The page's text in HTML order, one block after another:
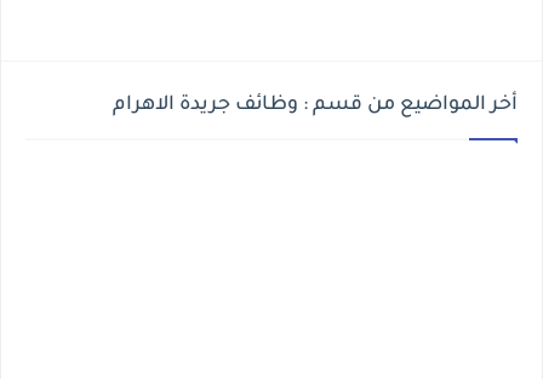
أخر المواضيع من قسم : وظائف جريدة الاهرام